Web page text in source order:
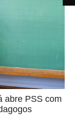
abre PSS com